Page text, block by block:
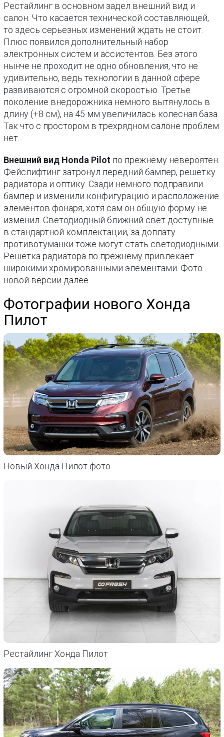
Рестайлинг в основном задел внешний вид и
салон. Что касается технической составляющей,
то здесь серьезных изменений ждать не стоит.
Плюс появился дополнительный набор
электронных систем и ассистентов. Без этого
нынче не проходит не одно обновления, что не
удивительно, ведь технологии в данной сфере
развиваются с огромной скоростью. Третье
поколение внедорожника немного вытянулось в
длину (+8 см), на 45 мм увеличилась колесная база.
Так что с простором в трехрядном салоне проблем
нет.
Внешний вид Honda Pilot по прежнему невероятен.
Фейслифтинг затронул передний бампер, решетку
радиатора и оптику. Сзади немного подправили
бампер и изменили конфигурацию и расположение
элементов фонаря, хотя сам он общую форму не
изменил. Светодиодный ближний свет доступные
в стандартной комплектации, за доплату
противотуманки тоже могут стать светодиодными.
Решетка радиатора по прежнему привлекает
широкими хромированными элементами. Фото
новой версии далее.
Фотографии нового Хонда
Пилот
Новый Хонда Пилот фото
Рестайлинг Хонда Пилот